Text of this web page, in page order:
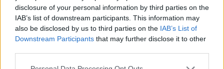
disclosure of your personal information by third parties on the
IAB’s list of downstream participants. This information may
also be disclosed by us to third parties on the IAB’s List of
Downstream Participants that may further disclose it to other
“Siamo di fronte a un progetto vasto e ambizioso di educazione,
formazione e diffusione della cultura digitale – ha commentato il
presidente di Regione LiguriaGiovanni Toti–che si inserisce
alla perfezione nell’ampio disegno che sta facendo dell’hi-tech